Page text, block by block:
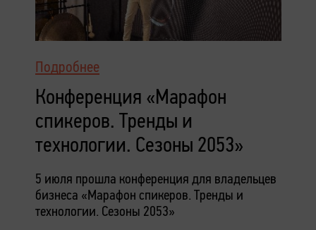
Подробнее
Конференция «Марафон
спикеров. Тренды и
технологии. Сезоны 2053»
5 июля прошла конференция для владельцев
бизнеса «Марафон спикеров. Тренды и
технологии. Сезоны 2053»